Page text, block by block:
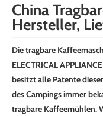
China
Hersteller,
Die tragbare
ELECTRICAL
besitzt alle Patente
des Campings immer
tragbare Kaffeemühlen.